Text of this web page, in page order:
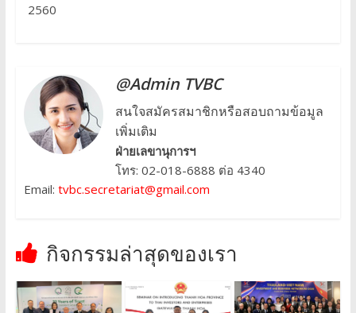
2560
@Admin TVBC
สนใจสมัครสมาชิกหรือสอบถามข้อมูล
เพิ่มเติม
ฝ่ายเลขานุการฯ
โทร: 02-018-6888 ต่อ 4340
Email: tvbc.secretariat@gmail.com
กิจกรรมล่าสุดของเรา